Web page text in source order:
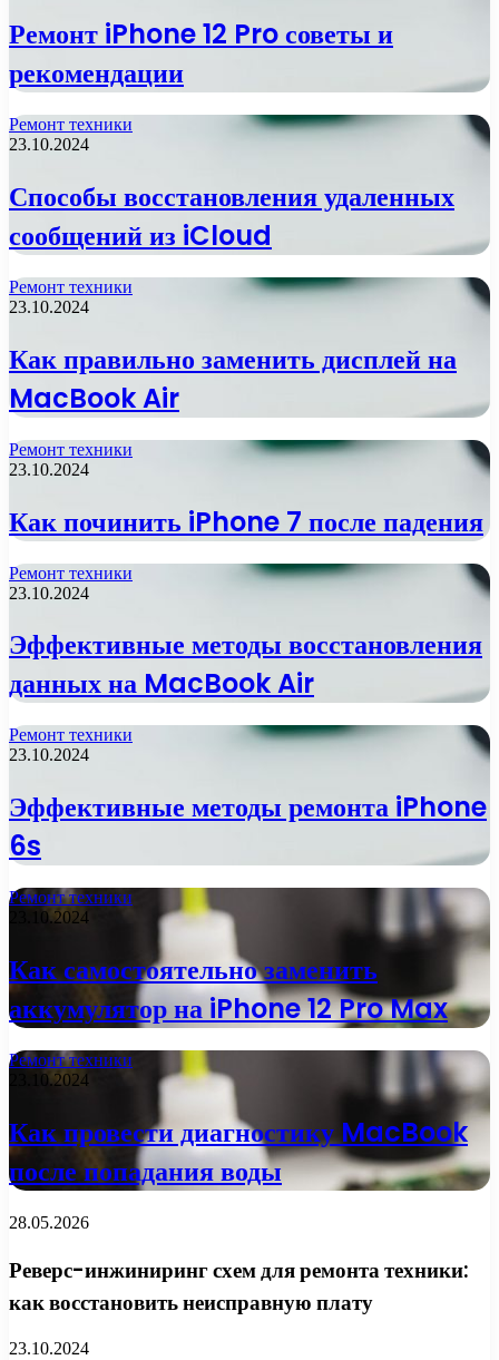
Ремонт iPhone 12 Pro советы и
рекомендации
Ремонт техники
23.10.2024
Способы восстановления удаленных
сообщений из iCloud
Ремонт техники
23.10.2024
Как правильно заменить дисплей на
MacBook Air
Ремонт техники
23.10.2024
Как починить iPhone 7 после падения
Ремонт техники
23.10.2024
Эффективные методы восстановления
данных на MacBook Air
Ремонт техники
23.10.2024
Эффективные методы ремонта iPhone
6s
Ремонт техники
23.10.2024
Как самостоятельно заменить
аккумулятор на iPhone 12 Pro Max
Ремонт техники
23.10.2024
Как провести диагностику MacBook
после попадания воды
28.05.2026
Реверс-инжиниринг схем для ремонта техники:
как восстановить неисправную плату
23.10.2024